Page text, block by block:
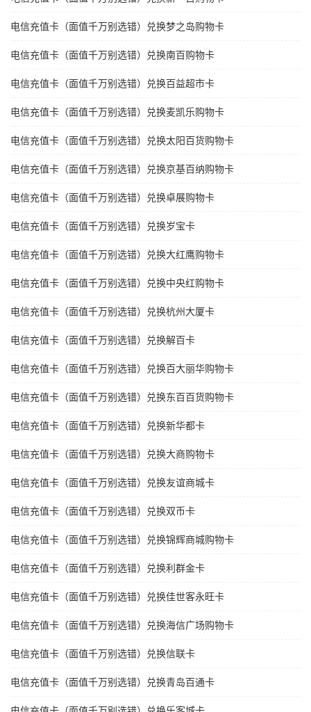
电信充值卡（面值千万别选错）兑换梦之岛购物卡
电信充值卡（面值千万别选错）兑换南百购物卡
电信充值卡（面值千万别选错）兑换百益超市卡
电信充值卡（面值千万别选错）兑换麦凯乐购物卡
电信充值卡（面值千万别选错）兑换太阳百货购物卡
电信充值卡（面值千万别选错）兑换京基百纳购物卡
电信充值卡（面值千万别选错）兑换卓展购物卡
电信充值卡（面值千万别选错）兑换岁宝卡
电信充值卡（面值千万别选错）兑换大红鹰购物卡
电信充值卡（面值千万别选错）兑换中央红购物卡
电信充值卡（面值千万别选错）兑换杭州大厦卡
电信充值卡（面值千万别选错）兑换解百卡
电信充值卡（面值千万别选错）兑换百大丽华购物卡
电信充值卡（面值千万别选错）兑换东百百货购物卡
电信充值卡（面值千万别选错）兑换新华都卡
电信充值卡（面值千万别选错）兑换大商购物卡
电信充值卡（面值千万别选错）兑换友谊商城卡
电信充值卡（面值千万别选错）兑换双币卡
电信充值卡（面值千万别选错）兑换锦辉商城购物卡
电信充值卡（面值千万别选错）兑换利群金卡
电信充值卡（面值千万别选错）兑换佳世客永旺卡
电信充值卡（面值千万别选错）兑换海信广场购物卡
电信充值卡（面值千万别选错）兑换信联卡
电信充值卡（面值千万别选错）兑换青岛百通卡